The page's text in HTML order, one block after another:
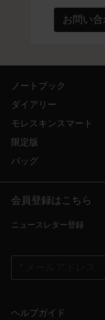
お問い
ノートブック
ダイアリー
モレスキンスマート
限定版
バッグ
会員登録はこちら
ニュースレター登録
ヘルプガイド